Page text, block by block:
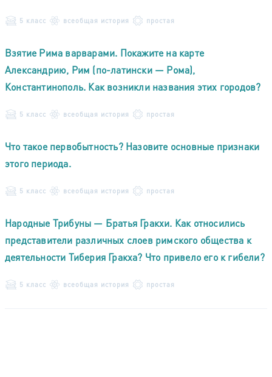
5 класс всеобщая история простая
Взятие Рима варварами. Покажите на карте
Александрию, Рим (по-латински — Рома),
Константинополь. Как возникли названия этих городов?
5 класс всеобщая история простая
Что такое первобытность? Назовите основные признаки
этого периода.
5 класс всеобщая история простая
Народные Трибуны — Братья Гракхи. Как относились
представители различных слоев римского общества к
деятельности Тиберия Гракха? Что привело его к гибели?
5 класс всеобщая история простая